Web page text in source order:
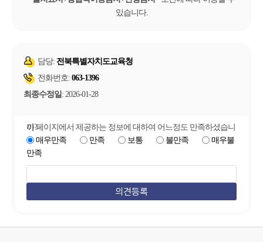
있습니다.
담당: 전북특별자치도교육청
전화번호: 063-1396
최종수정일: 2026-01-28
이 페이지에서 제공하는 정보에 대하여 어느정도 만족하셨습니까?
매우만족
만족 보통 불만족
매우불
만족